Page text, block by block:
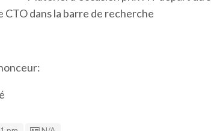
CTO dans la barre de recherche